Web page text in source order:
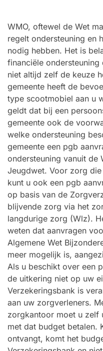
WMO, oftewel de Wet
regelt ondersteuning en
nodig hebben. Het is
financiële
niet altijd zelf de keuze
gemeente heeft de
type scootmobiel aan u
geldt dat bij een
gemeente ook de
welke ondersteuning
gemeente een pgb
ondersteuning vanuit de
Jeugdwet. Voor zorg
kunt u ook een pgb
op basis van de
blijvende zorg via het
langdurige zorg (Wlz).
weten dat aanvragen
Algemene Wet
meer mogelijk is,
Als u beschikt over een
de uitkering niet op uw
Verzekeringsbank is
aan uw zorgverleners.
zorgkantoor moet u zelf
met dat budget betalen.
ontvangt, komt het